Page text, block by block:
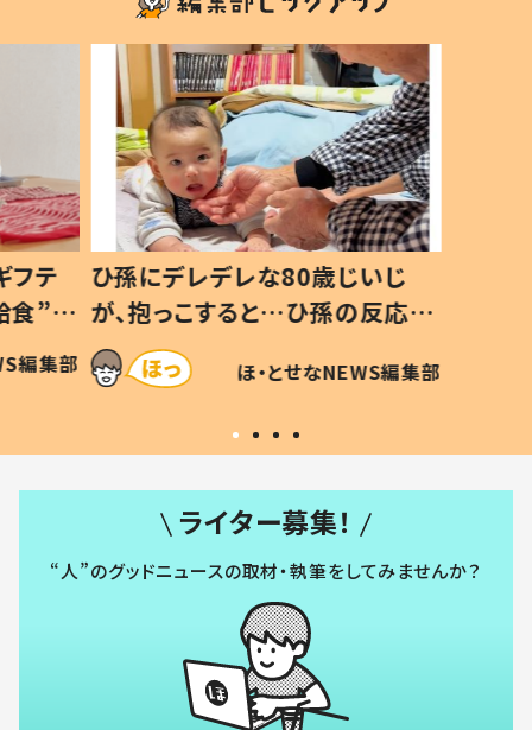
フテ
食”を
親
編集部
ひ孫にデレデレな80歳じいじ
が、抱っこすると…ひ孫の反応に
「涙が出ました」「可愛くて仕方な
い」
ほ・とせなNEWS編集部
ライター募集！
“人”のグッドニュースの取材・執筆をしてみませんか？